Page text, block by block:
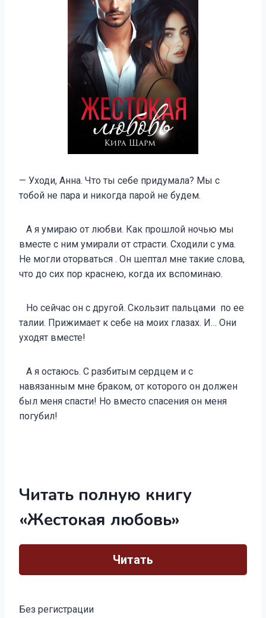
— Уходи, Анна. Что ты себе придумала? Мы с
тобой не пара и никогда парой не будем.
А я умираю от любви. Как прошлой ночью мы
вместе с ним умирали от страсти. Сходили с ума.
Не могли оторваться . Он шептал мне такие слова,
что до сих пор краснею, когда их вспоминаю.
Но сейчас он с другой. Скользит пальцами по ее
талии. Прижимает к себе на моих глазах. И… Они
уходят вместе!
А я остаюсь. С разбитым сердцем и с
навязанным мне браком, от которого он должен
был меня спасти! Но вместо спасения он меня
погубил!
Читать полную книгу
«Жестокая любовь»
Читать
Без регистрации